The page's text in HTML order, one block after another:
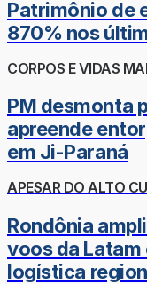
Patrimônio de
870% nos
CORPOS E VIDAS
PM desmonta
apreende
em Ji-Paraná
APESAR DO ALTO
Rondônia
voos da
logística